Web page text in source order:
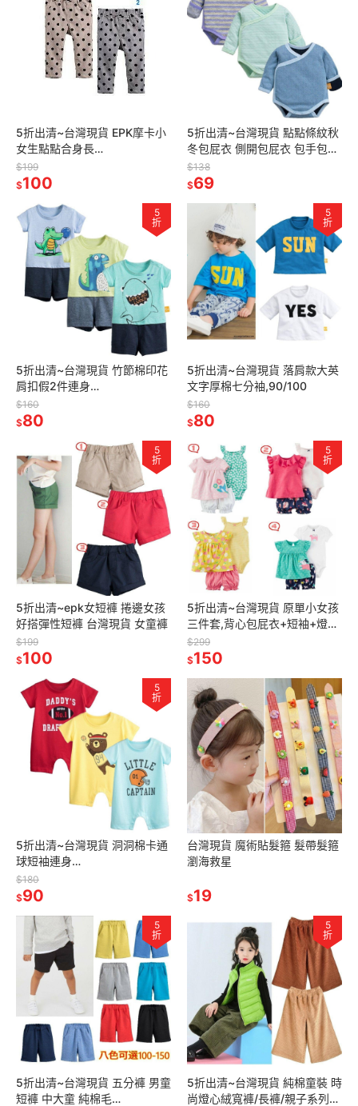
5折出清~台灣現貨 EPK摩卡小
女生點點合身長
褲-9m/12m/18m/24m/100/11
0
$199
$100
5折出清~台灣現貨 點點條紋秋
冬包屁衣 側開包屁衣 包手包屁
衣 長袖包屁衣
$138
$69
5
折
5折出清~台灣現貨 竹節棉印花
肩扣假2件連身
衣,6m/9m/12m/18m
$160
$80
5
折
5折出清~台灣現貨 落肩款大英
文字厚棉七分袖,90/100
$160
$80
5
折
5折出清~epk女短褲 捲邊女孩
好搭彈性短褲 台灣現貨 女童褲
$199
$100
5
折
5折出清~台灣現貨 原單小女孩
三件套,背心包屁衣+短袖+燈籠
褲6m/9m/12m/18m/24m
$299
$150
5
折
5折出清~台灣現貨 洞洞棉卡通
球短袖連身
衣,9m/12m/18m/24m
$180
$90
台灣現貨 魔術貼髮箍 髮帶髮箍
瀏海救星
$19
5
折
5折出清~台灣現貨 五分褲 男童
短褲 中大童 純棉毛
5
折
5折出清~台灣現貨 純棉童裝 時
尚燈心絨寬褲/長褲/親子系列